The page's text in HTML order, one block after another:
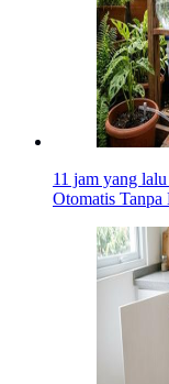
11 jam yang lalu
Otomatis